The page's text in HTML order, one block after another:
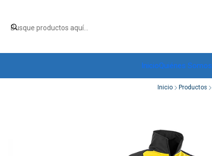
InicioQuiénes Somos
Inicio Productos